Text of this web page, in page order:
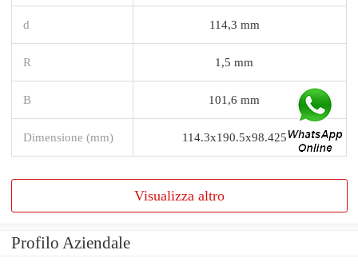
d 114,3 mm
R 1,5 mm
B 101,6 mm
Dimensione (mm) 114.3x190.5x98.425
Visualizza altro
Profilo Aziendale